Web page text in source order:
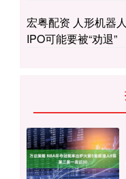
宏粤配资 人形机器
IPO可能要被“劝退”